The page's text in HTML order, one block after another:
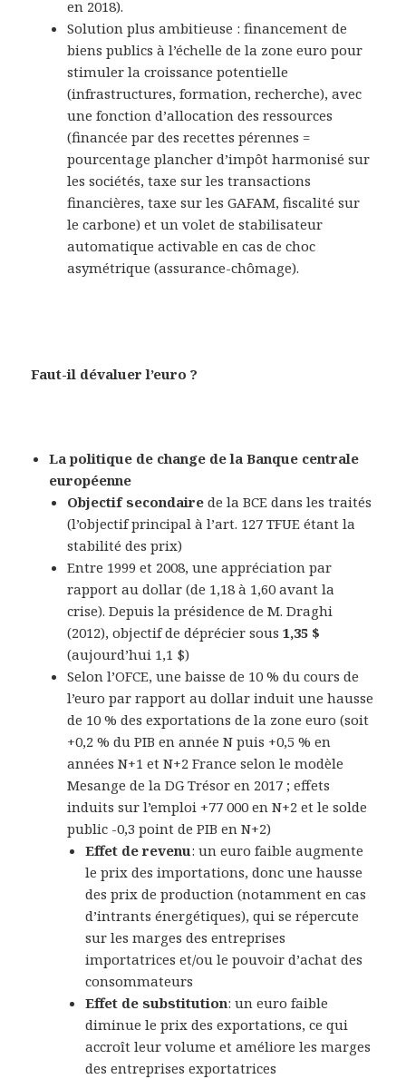
en 2018).
Solution plus ambitieuse : financement de
biens publics à l’échelle de la zone euro pour
stimuler la croissance potentielle
(infrastructures, formation, recherche), avec
une fonction d’allocation des ressources
(financée par des recettes pérennes =
pourcentage plancher d’impôt harmonisé sur
les sociétés, taxe sur les transactions
financières, taxe sur les GAFAM, fiscalité sur
le carbone) et un volet de stabilisateur
automatique activable en cas de choc
asymétrique (assurance-chômage).
Faut-il dévaluer l’euro ?
La politique de change de la Banque centrale
européenne
Objectif secondairede la BCE dans les traités
(l’objectif principal à l’art. 127 TFUE étant la
stabilité des prix)
Entre 1999 et 2008, une appréciation par
rapport au dollar (de 1,18 à 1,60 avant la
crise). Depuis la présidence de M. Draghi
(2012), objectif de déprécier sous1,35 $
(aujourd’hui 1,1 $)
Selon l’OFCE, une baisse de 10 % du cours de
l’euro par rapport au dollar induit une hausse
de 10 % des exportations de la zone euro (soit
+0,2 % du PIB en année N puis +0,5 % en
années N+1 et N+2 France selon le modèle
Mesange de la DG Trésor en 2017 ; effets
induits sur l’emploi +77 000 en N+2 et le solde
public -0,3 point de PIB en N+2)
Effet de revenu: un euro faible augmente
le prix des importations, donc une hausse
des prix de production (notamment en cas
d’intrants énergétiques), qui se répercute
sur les marges des entreprises
importatrices et/ou le pouvoir d’achat des
consommateurs
Effet de substitution: un euro faible
diminue le prix des exportations, ce qui
accroît leur volume et améliore les marges
des entreprises exportatrices